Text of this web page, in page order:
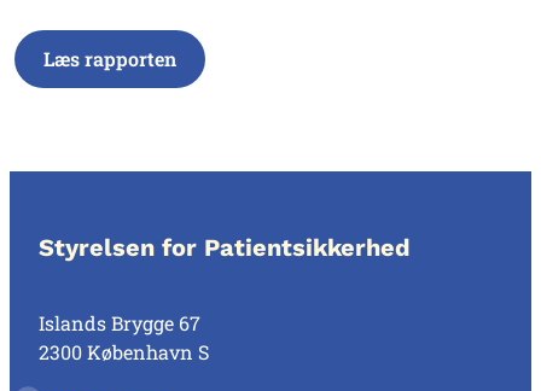
Læs rapporten
Styrelsen for Patientsikkerhed
Islands Brygge 67
2300 København S